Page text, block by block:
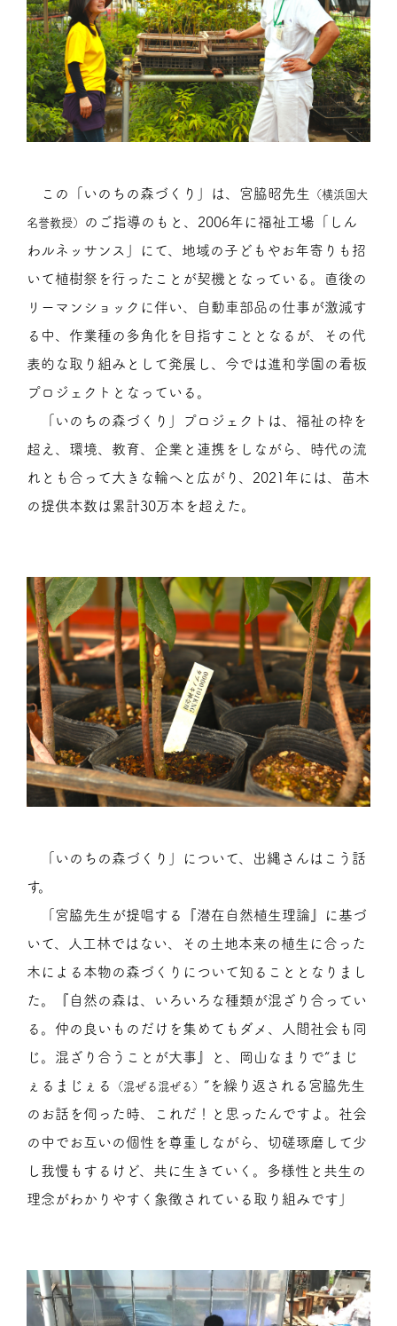
この「いのちの森づくり」は、宮脇昭先生 （横浜国大
名誉教授）
のご指導のもと、2006年に福祉工場「しん
わルネッサンス」にて、地域の子どもやお年寄りも招
いて植樹祭を行ったことが契機となっている。直後の
リーマンショックに伴い、自動車部品の仕事が激減す
る中、作業種の多角化を目指すこととなるが、その代
表的な取り組みとして発展し、今では進和学園の看板
プロジェクトとなっている。
「いのちの森づくり」プロジェクトは、福祉の枠を
超え、環境、教育、企業と連携をしながら、時代の流
れとも合って大きな輪へと広がり、2021年には、苗木
の提供本数は累計30万本を超えた。
「いのちの森づくり」について、出縄さんはこう話
す。
「宮脇先生が提唱する『潜在自然植生理論』に基づ
いて、人工林ではない、その土地本来の植生に合った
木による本物の森づくりについて知ることとなりまし
た。『自然の森は、いろいろな種類が混ざり合ってい
る。仲の良いものだけを集めてもダメ、人間社会も同
じ。混ざり合うことが大事』と、岡山なまりで“まじ
ぇるまじぇる
（混ぜる混ぜる）
”を繰り返される宮脇先生
のお話を伺った時、これだ！と思ったんですよ。社会
の中でお互いの個性を尊重しながら、切磋琢磨して少
し我慢もするけど、共に生きていく。多様性と共生の
理念がわかりやすく象徴されている取り組みです」